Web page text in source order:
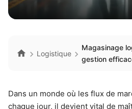
Logistique
Magasinage
gestion
Dans un monde où les flux de
chaque jour, il devient vital de